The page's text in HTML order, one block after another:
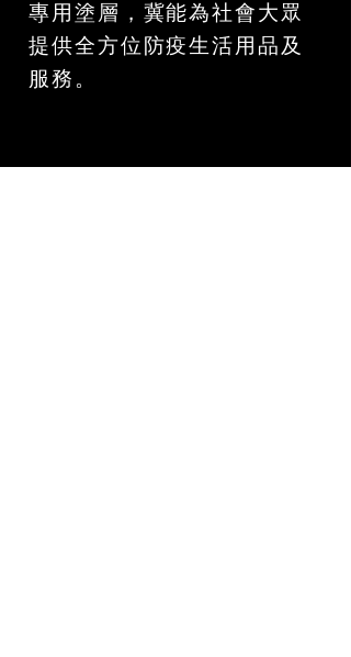
專用塗層，冀能為社會大眾
提供全方位防疫生活用品及
服務。